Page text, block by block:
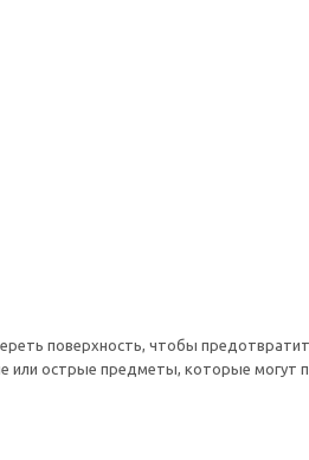
поверхность, чтобы
или острые предметы, которые могут